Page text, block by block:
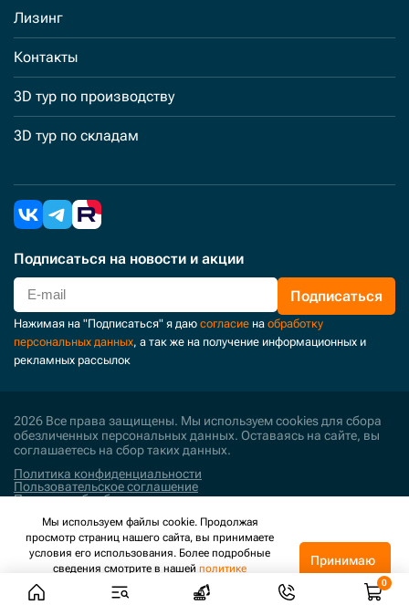
Лизинг
Контакты
3D тур по производству
3D тур по складам
Подписаться на новости и акции
Подписаться
Нажимая на "Подписаться" я даю согласие на обработку
персональных данных, а так же на получение информационных и
рекламных рассылок
2026 Все права защищены. Мы используем cookies для сбора
обезличенных персональных данных. Оставаясь на сайте, вы
соглашаетесь на сбор таких данных.
Политика конфиденциальности
Пользовательское соглашение
Политика обработки персональных данных
Поддержка и развитие
Мы используем файлы cookie. Продолжая
просмотр страниц нашего сайта, вы принимаете
условия его использования. Более подробные
сведения смотрите в нашей политике
конфиденциальности.
Принимаю